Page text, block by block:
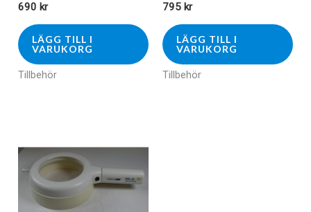
690 kr
LÄGG TILL I
VARUKORG
Tillbehör
795 kr
LÄGG TILL I
VARUKORG
Tillbehör